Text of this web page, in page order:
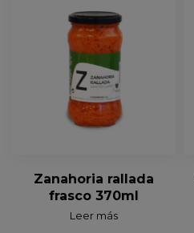
Zanahoria rallada
frasco 370ml
Leer más